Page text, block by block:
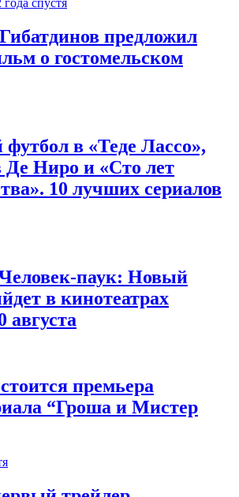
года спустя
предложил
о гостомельском
в «Теде Лассо»,
Де Ниро и «Сто лет
10 лучших сериалов
паук: Новый
в кинотеатрах
августа
премьера
“Гроша и Мистер